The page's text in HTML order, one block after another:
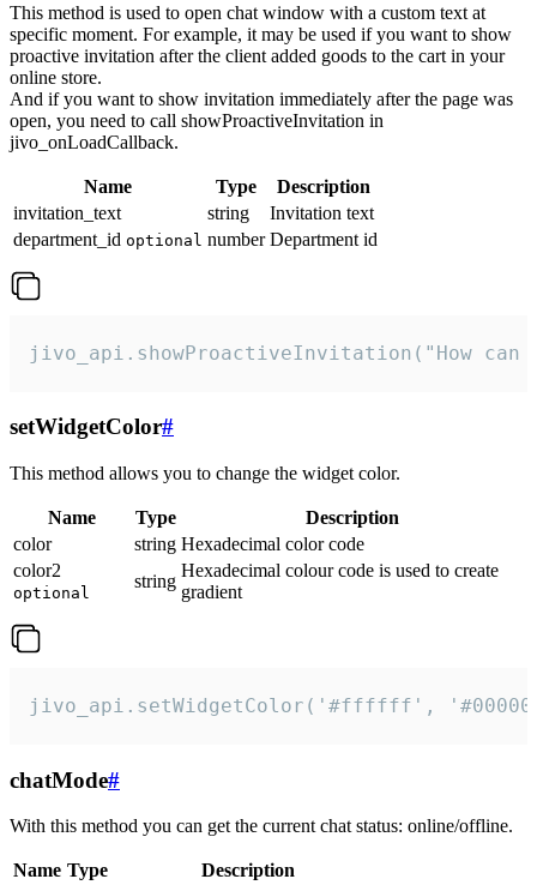
This method is used to open chat window with a custom text at
specific moment. For example, it may be used if you want to show
proactive invitation after the client added goods to the cart in your
online store.
And if you want to show invitation immediately after the page was
open, you need to call showProactiveInvitation in
jivo_onLoadCallback.
Name Type
Description
invitation_text
string
Invitation text
department_id optional number Department id
jivo_api.showProactiveInvitation("How
setWidgetColor#
This method allows you to change the widget color.
Name Type
Description
color
string Hexadecimal color code
color2
optional
string
Hexadecimal colour code is used to create
gradient
jivo_api.setWidgetColor('#ffffff',
chatMode#
With this method you can get the current chat status: online/offline.
Name Type
Description